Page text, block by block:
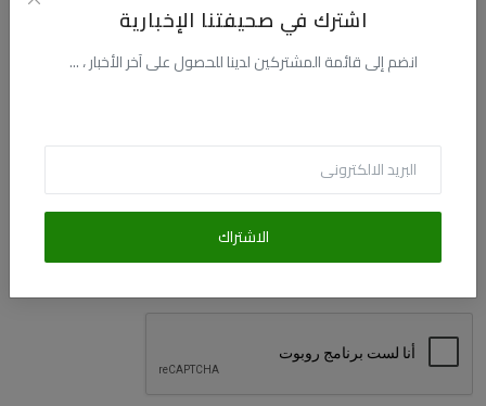
اشترك في صحيفتنا الإخبارية
انضم إلى قائمة المشتركين لدينا للحصول على آخر الأخبار ، ...
الاشتراك
البريد الالكترونى